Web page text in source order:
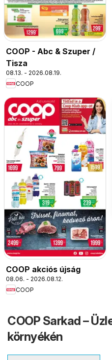
COOP - Abc & Szuper /
Tisza
08.13. - 2026.08.19.
COOP
COOP akciós újság
08.06. - 2026.08.12.
COOP
COOP Sarkad –
környékén